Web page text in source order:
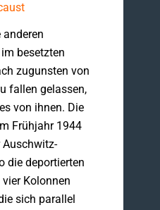
besetzten
zugunsten von
fallen gelassen,
von ihnen. Die
Frühjahr 1944
die deportierten
Kolonnen
sich parallel